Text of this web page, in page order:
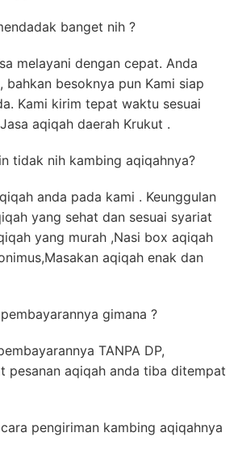
banget nih ?
melayani dengan cepat. Anda
bahkan besoknya pun Kami siap
Kami kirim tepat waktu sesuai
aqiqah daerah Krukut .
tidak nih kambing aqiqahnya?
anda pada kami . Keunggulan
yang sehat dan sesuai syariat
yang murah ,Nasi box aqiqah
aqiqah enak dan
gimana ?
TANPA DP,
pesanan aqiqah anda tiba ditempat
pengiriman kambing aqiqahnya